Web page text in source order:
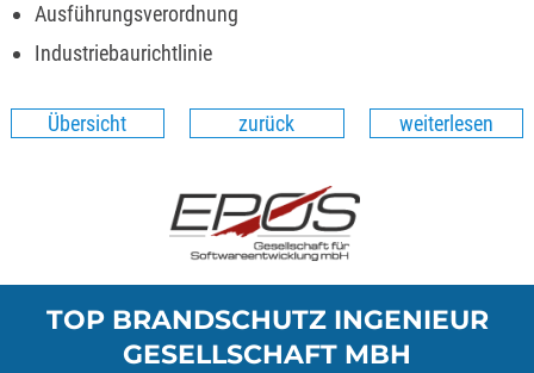
Ausführungsverordnung
Industriebaurichtlinie
Übersicht zurück weiterlesen
TOP BRANDSCHUTZ INGENIEUR
GESELLSCHAFT MBH